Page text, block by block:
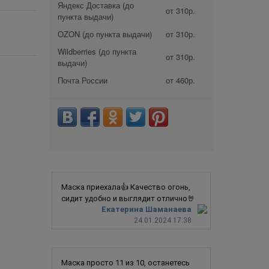
Яндекс Доставка (до
пункта выдачи)
от 310р.
OZON (до пункта выдачи)
от 310р.
Wildberries (до пункта
выдачи)
от 310р.
Почта России от 460р.
Екатерина Шаманаева
24.01.2024 17:38
Маска приехала👍 Качество огонь,
сидит удобно и выглядит отлично🤘
Маска просто 11 из 10, останетесь